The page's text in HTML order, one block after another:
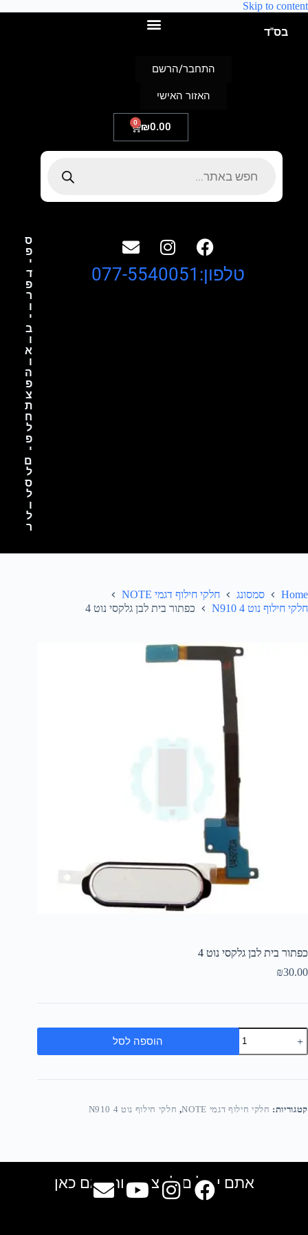
Skip to content
בס"ד
₪0.00
0
התחבר/הרשם
האזור האישי
ס
פ
י
ד
פ
ר
ו
י
ב
ו
א
ו
ה
פ
צ
ת
ח
ל
פ
י
ם
ל
ס
ל
ו
ל
ר
טלפון:077-5540051
Home סמסונג
חלקי חילוף דגמי NOTE
חלקי חילוף נוט 4 N910
כפתור בית לבן גלקסי נוט 4
כפתור בית לבן גלקסי נוט 4
₪30.00
הוספה לסל
קטגוריות: חלקי חילוף דגמי NOTE , חלקי חילוף נוט 4 N910
אתם יכולים למצוא אותנו גם כאן